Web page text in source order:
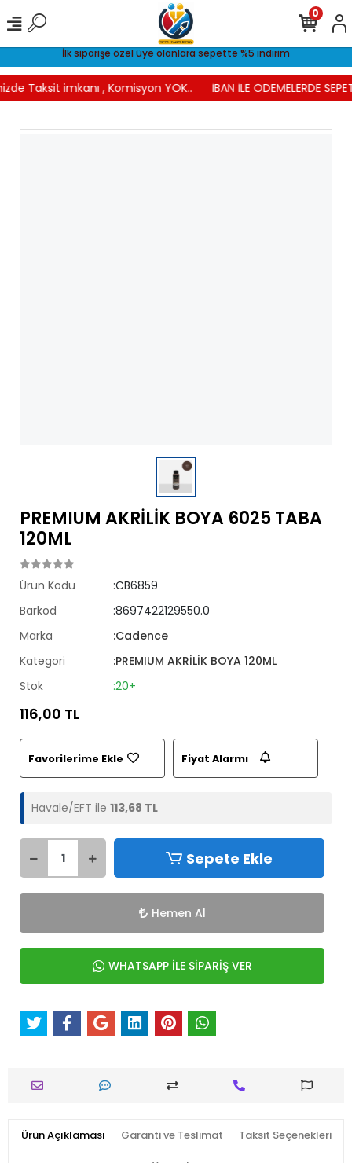
İlk siparişe özel üye olanlara sepette %5 indirim
Taksit imkanı , Komisyon YOK.. İBAN İLE ÖDEMELERDE
0
PREMIUM AKRİLİK BOYA 6025 TABA
120ML
Ürün Kodu
:CB6859
Barkod
:8697422129550.0
Marka
:Cadence
Kategori
:PREMIUM AKRİLİK BOYA 120ML
Stok
:20+
116,00 TL
Favorilerime Ekle Fiyat Alarmı
Havale/EFT ile 113,68 TL
Sepete Ekle
Hemen Al
WHATSAPP İLE SİPARİŞ VER
Ürün Açıklaması Garanti ve Teslimat Taksit Seçenekleri